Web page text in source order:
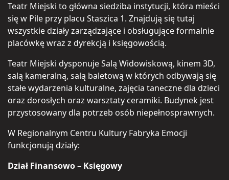
Teatr Miejski to główna siedziba instytucji, która mieści
się w Pile przy placu Staszica 1. Znajdują się tutaj
wszystkie działy zarządzające i obsługujące formalnie
placówkę wraz z dyrekcją i księgowością.
Teatr Miejski dysponuje Salą Widowiskową, kinem 3D,
salą kameralną, salą baletową w których odbywają się
stałe wydarzenia kulturalne, zajęcia taneczne dla dzieci
oraz dorosłych oraz warsztaty ceramiki. Budynek jest
przystosowany dla potrzeb osób niepełnosprawnych.
W Regionalnym Centru Kultury Fabryka Emocji
funkcjonują działy:
Dział Finansowo – Księgowy